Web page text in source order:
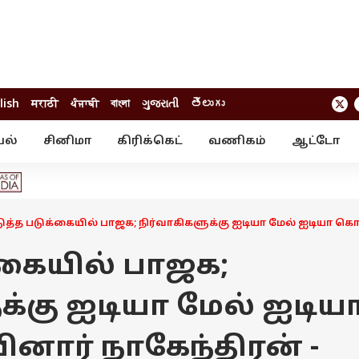
मराठी ਪੰਜਾਬੀ বাংলা ગુજરાતી తెలుగు
சினிமா கிரிக்கெட் வணிகம் ஆட்டோ
படுக்கையில் பாஜக; நிர்வாகிகளுக்கு ஐடியா மேல் ஐடியா
பாஜக;
ஐடியா மேல்
நாகேந்திரன் -